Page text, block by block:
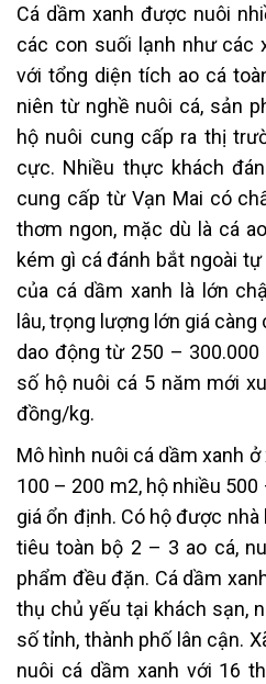
Cá dầm xanh được nuôi
các con suối lạnh như các
với tổng diện tích ao cá
niên từ nghề nuôi cá, sản
hộ nuôi cung cấp ra thị
cực. Nhiều thực khách
cung cấp từ Vạn Mai có
thơm ngon, mặc dù là cá
kém gì cá đánh bắt ngoài
của cá dầm xanh là lớn
lâu, trọng lượng lớn giá càng
dao động từ 250 –
số hộ nuôi cá 5 năm mới
đồng/kg.
Mô hình nuôi cá dầm xanh
100 – 200 m2, hộ nhiều 500
giá ổn định. Có hộ được
tiêu toàn bộ 2 – 3 ao cá,
phẩm đều đặn. Cá dầm
thụ chủ yếu tại khách sạn,
số tỉnh, thành phố lân cận.
nuôi cá dầm xanh với 16